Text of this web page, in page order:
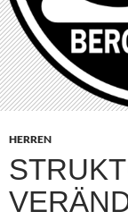
HERREN